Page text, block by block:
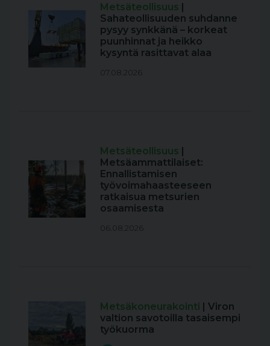
Metsäteollisuus |
Sahateollisuuden suhdanne
pysyy synkkänä – korkeat
puunhinnat ja heikko
kysyntä rasittavat alaa
07.08.2026
Metsäteollisuus |
Metsäammattilaiset:
Ennallistamisen
työvoimahaasteeseen
ratkaisua metsurien
osaamisesta
06.08.2026
Metsäkoneurakointi | Viron
valtion savotoilla tasaisempi
työkuorma